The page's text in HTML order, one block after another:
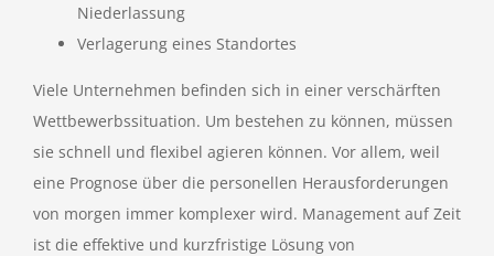
Niederlassung
Verlagerung eines Standortes
Viele Unternehmen befinden sich in einer verschärften
Wettbewerbssituation. Um bestehen zu können, müssen
sie schnell und flexibel agieren können. Vor allem, weil
eine Prognose über die personellen Herausforderungen
von morgen immer komplexer wird. Management auf Zeit
ist die effektive und kurzfristige Lösung von